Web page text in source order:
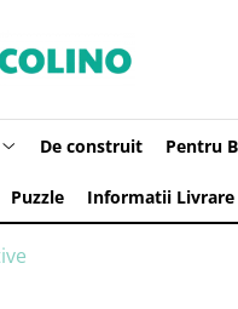
De construit Pentru
Puzzle Informatii Livrare